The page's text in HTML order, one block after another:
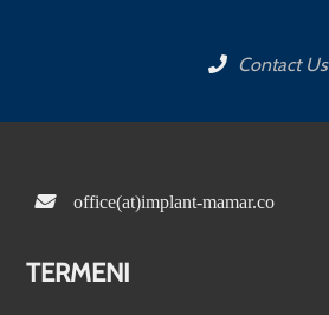
Contact Us
office(at)implant-mamar.co
TERMENI